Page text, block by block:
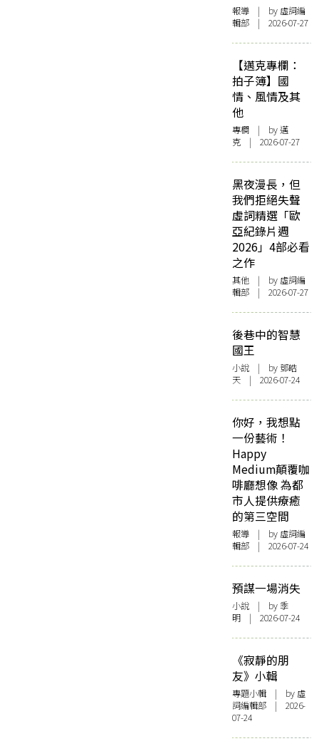
報導 | by 虛詞編
輯部 | 2026-07-27
【邁克專欄：
拍子簿】國
情、風情及其
他
專欄 | by邁
克 | 2026-07-27
黑夜漫長，但
我們拒絕失聲
虛詞精選「歐
亞紀錄片週
2026」4部必看
之作
其他 | by 虛詞編
輯部 | 2026-07-27
後巷中的智慧
國王
小說 | by 鄧皓
天 | 2026-07-24
你好，我想點
一份藝術！
Happy
Medium顛覆咖
啡廳想像 為都
市人提供療癒
的第三空間
報導 | by 虛詞編
輯部 | 2026-07-24
預謀一場消失
小說 | by 季
明 | 2026-07-24
《寂靜的朋
友》小輯
專題小輯 | by 虛
詞編輯部 | 2026-
07-24